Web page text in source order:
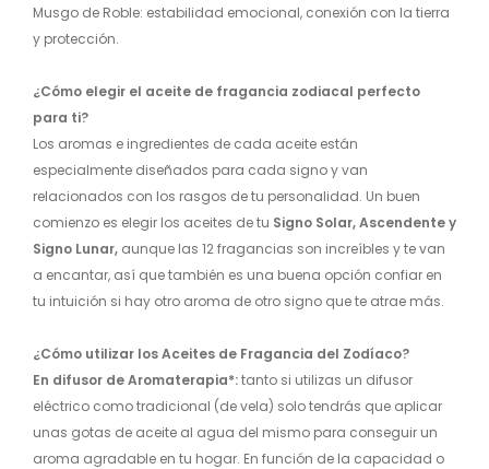
Musgo de Roble: estabilidad emocional, conexión con la tierra
y protección.
¿Cómo elegir el aceite de fragancia zodiacal perfecto
para ti?
Los aromas e ingredientes de cada aceite están
especialmente diseñados para cada signo y van
relacionados con los rasgos de tu personalidad. Un buen
comienzo es elegir los aceites de tu Signo Solar, Ascendente y
Signo Lunar, aunque las 12 fragancias son increíbles y te van
a encantar, así que también es una buena opción confiar en
tu intuición si hay otro aroma de otro signo que te atrae más.
¿Cómo utilizar los Aceites de Fragancia del Zodíaco?
En difusor de Aromaterapia*:tanto si utilizas un difusor
eléctrico como tradicional (de vela) solo tendrás que aplicar
unas gotas de aceite al agua del mismo para conseguir un
aroma agradable en tu hogar. En función de la capacidad o